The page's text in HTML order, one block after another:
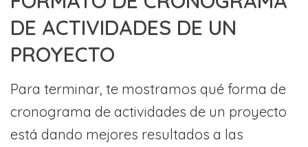
DE ACTIVIDADES DE UN
PROYECTO
Para terminar, te mostramos qué forma de
cronograma de actividades de un proyecto
está dando mejores resultados a las